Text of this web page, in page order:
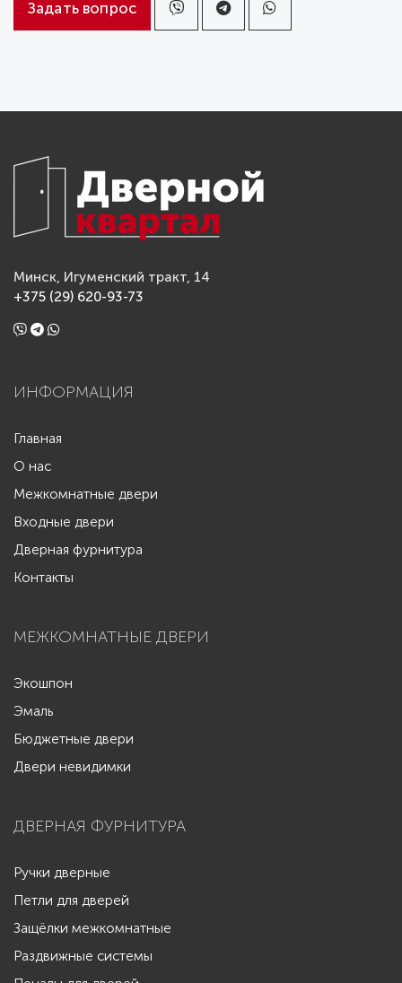
Задать вопрос
Минск, Игуменский тракт, 14
+375 (29) 620-93-73
ИНФОРМАЦИЯ
Главная
О нас
Межкомнатные двери
Входные двери
Дверная фурнитура
Контакты
МЕЖКОМНАТНЫЕ ДВЕРИ
Экошпон
Эмаль
Бюджетные двери
Двери невидимки
ДВЕРНАЯ ФУРНИТУРА
Ручки дверные
Петли для дверей
Защёлки межкомнатные
Раздвижные системы